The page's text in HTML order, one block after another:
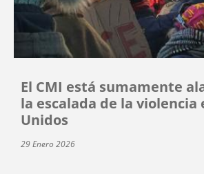
El CMI está sumamente
la escalada de la violencia
Unidos
29 Enero 2026